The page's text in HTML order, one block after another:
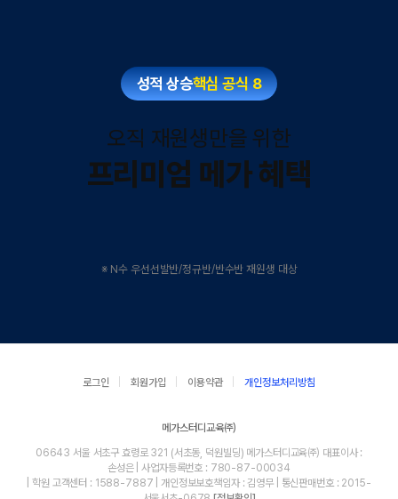
성적 상승핵심 공식 8
오직 재원생만을 위한
프리미엄 메가 혜택
※ N수 우선선발반/정규반/반수반 재원생 대상
로그인 회원가입 이용약관 개인정보처리방침
메가스터디교육㈜
06643 서울 서초구 효령로 321 (서초동, 덕원빌딩) 메가스터디교육㈜ 대표이사 :
손성은 | 사업자등록번호 : 780-87-00034
| 학원 고객센터 : 1588-7887 | 개인정보보호책임자 : 김영무 | 통신판매번호 : 2015-